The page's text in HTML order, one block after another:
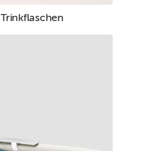
Trinkflaschen